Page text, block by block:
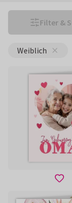
Filter &
Weiblich